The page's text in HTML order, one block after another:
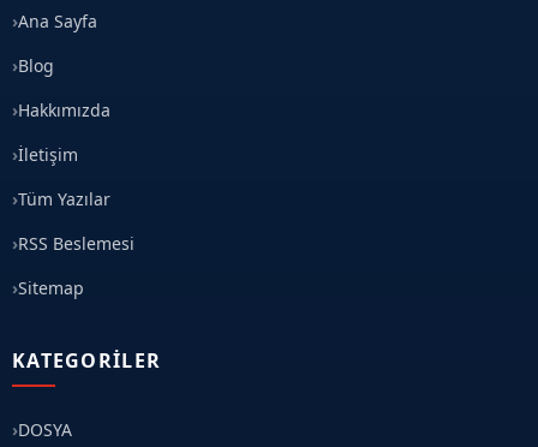
Ana Sayfa
Blog
Hakkımızda
İletişim
Tüm Yazılar
RSS Beslemesi
Sitemap
KATEGORILER
DOSYA